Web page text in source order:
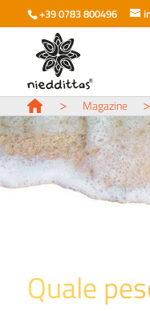
+39 0783 800496
> Magazine >
Quale